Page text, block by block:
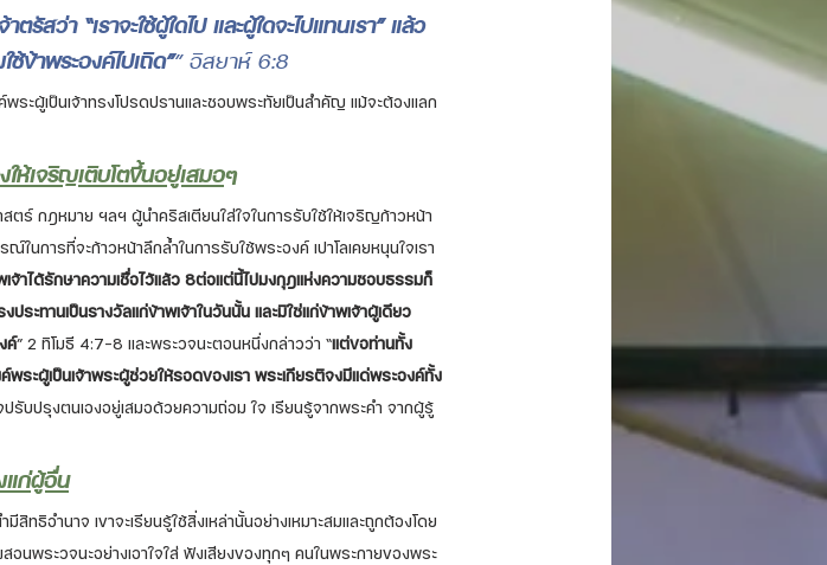
รัสว่า “เราจะใช้ผู้ใดไป และผู้ใดจะไปแทนเรา” แล้ว
ข้าพระองค์ไปเถิด”” อิสยาห์ 6:8
ะผู้เป็นเจ้าทรงโปรดปรานและชอบพระทัยเป็นสำคัญ แม้จะต้องแลก
ห้เจริญเติบโตขึ้นอยู่เสมอๆ
ตร์ กฎหมาย ฯลฯ ผู้นำคริสเตียนใส่ใจในการรับใช้ให้เจริญก้าวหน้า
นการที่จะก้าวหน้าลึกล้ำในการรับใช้พระองค์ เปาโลเคยหนุนใจเรา
จ้าได้รักษาความเชื่อไว้แล้ว 8ต่อแต่นี้ไปมงกุฎแห่งความชอบธรรมก็
ระทานเป็นรางวัลแก่ข้าพเจ้าในวันนั้น และมิใช่แก่ข้าพเจ้าผู้เดียว
ค์” 2 ทิโมธี 4:7-8 และพระวจนะตอนหนึ่งกล่าวว่า “แต่ขอท่านทั้ง
ระผู้เป็นเจ้าพระผู้ช่วยให้รอดของเรา พระเกียรติจงมีแด่พระองค์ทั้ง
ปรับปรุงตนเองอยู่เสมอด้วยความถ่อม ใจ เรียนรู้จากพระคำ จากผู้รู้
แก่ผู้อื่น
ธิอำนาจ เขาจะเรียนรู้ใช้สิ่งเหล่านั้นอย่างเหมาะสมและถูกต้องโดย
นพระวจนะอย่างเอาใจใส่ ฟังเสียงของทุกๆ คนในพระกายของพระ